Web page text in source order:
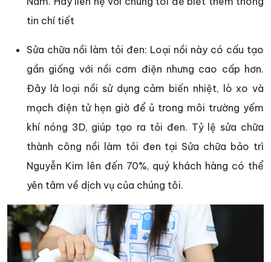
tin chí tiết
Sửa chữa nồi làm tỏi đen: Loại nồi này có cấu tạo
gần giống với nồi cơm điện nhưng cao cấp hơn.
Đây là loại nồi sử dụng cảm biến nhiệt, lò xo và
mạch điện tử hẹn giờ để ủ trong môi trường yếm
khí nóng 3D, giúp tạo ra tỏi đen. Tỷ lệ sửa chữa
thành công nồi làm tỏi đen tại Sửa chữa bảo trì
Nguyễn Kim lên đến 70%, quý khách hàng có thể
yên tâm về dịch vụ của chúng tôi.